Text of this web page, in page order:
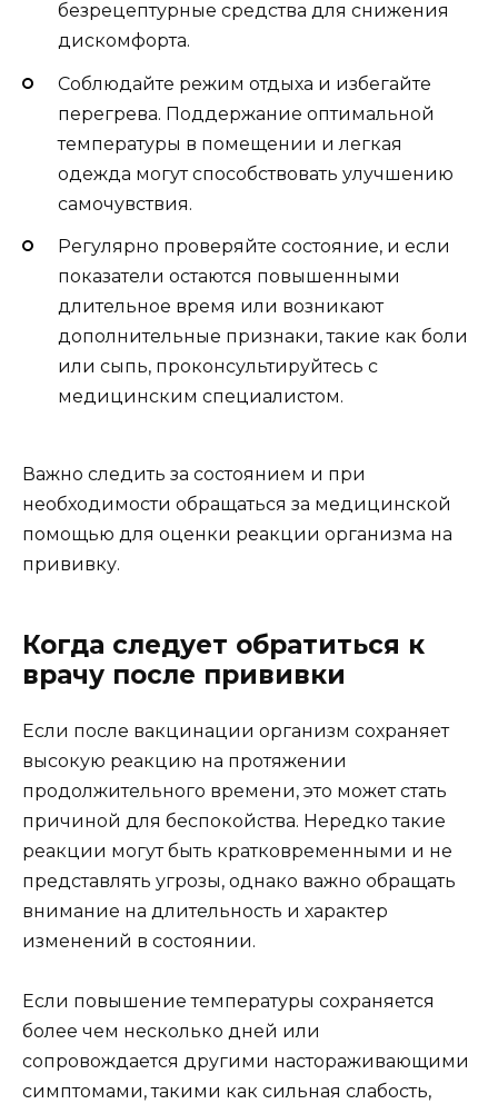
безрецептурные средства для снижения
дискомфорта.
Соблюдайте режим отдыха и избегайте
перегрева. Поддержание оптимальной
температуры в помещении и легкая
одежда могут способствовать улучшению
самочувствия.
Регулярно проверяйте состояние, и если
показатели остаются повышенными
длительное время или возникают
дополнительные признаки, такие как боли
или сыпь, проконсультируйтесь с
медицинским специалистом.
Важно следить за состоянием и при
необходимости обращаться за медицинской
помощью для оценки реакции организма на
прививку.
Когда следует обратиться к
врачу после прививки
Если после вакцинации организм сохраняет
высокую реакцию на протяжении
продолжительного времени, это может стать
причиной для беспокойства. Нередко такие
реакции могут быть кратковременными и не
представлять угрозы, однако важно обращать
внимание на длительность и характер
изменений в состоянии.
Если повышение температуры сохраняется
более чем несколько дней или
сопровождается другими настораживающими
симптомами, такими как сильная слабость,